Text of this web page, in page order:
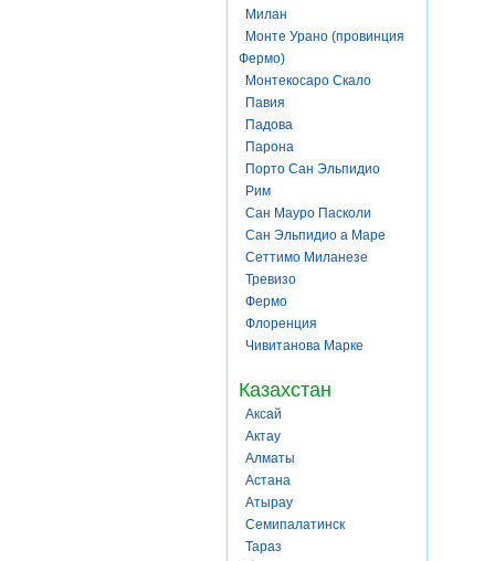
Милан
Монте Урано (провинция
Фермо)
Монтекосаро Скало
Павия
Падова
Парона
Порто Сан Эльпидио
Рим
Сан Мауро Пасколи
Сан Эльпидио а Маре
Сеттимо Миланезе
Тревизо
Фермо
Флоренция
Чивитанова Марке
Казахстан
Аксай
Актау
Алматы
Астана
Атырау
Семипалатинск
Тараз